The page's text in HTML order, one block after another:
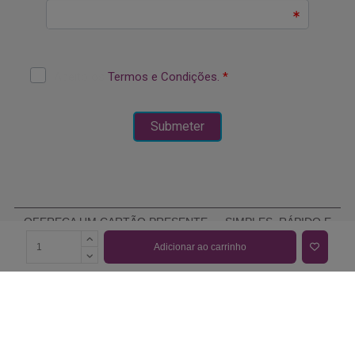
Adicionar ao carrinho
OFEREÇA UM CARTÃO PRESENTE — SIMPLES, RÁPIDO E
ELEGANTE